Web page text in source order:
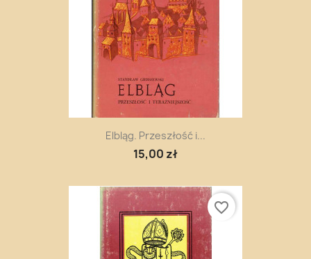
Elbląg. Przeszłość i...
15,00 zł
favorite_border